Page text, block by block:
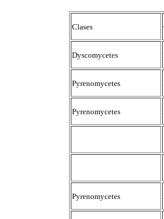
Clases
Dyscomycetes
Pyrenomycetes
Pyrenomycetes
Pyrenomycetes